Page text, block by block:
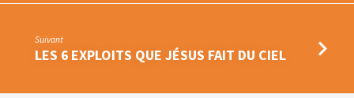
Suivant
LES 6 EXPLOITS QUE JÉSUS FAIT DU CIEL